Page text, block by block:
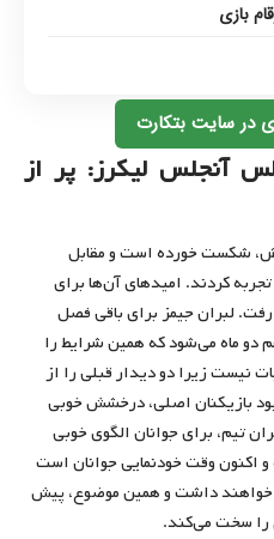
بازی
در سایت بتکارت
آنجلس لیکرز: پر از
شکست خورده است و مقابل
کردند. امیدهای آن‌ها برای
لبران جیمز برای باقی فصل
دو ماه می‌شود که همین شرایط را
نیست زیرا دو دیدار قبلی را از
بازیکنان اصلی، درخشش خوبی
تیم، برای جوانان الگوی خوبی
اکنون وقت خودنمایی جوانان است
خواهند داشت و همین موضوع، پیش
را سخت می‌کند.